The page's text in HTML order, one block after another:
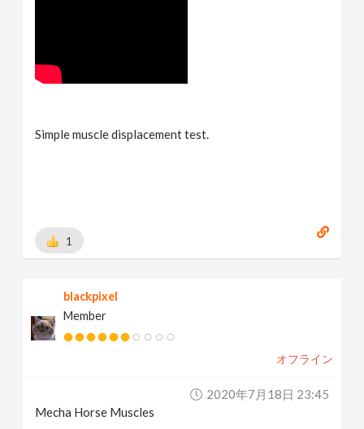
Simple muscle displacement test.
1
blackpixel
Member
オフライン
2020年7月18日 23:45
Mecha Horse Muscles